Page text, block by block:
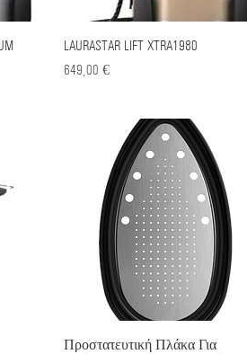
Γρήγορη προβολή
LAURASTAR LIFT XTRA1980
Τιμή
649,00 €
Γρήγορη προβολή
Προστατευτική Πλάκα Για